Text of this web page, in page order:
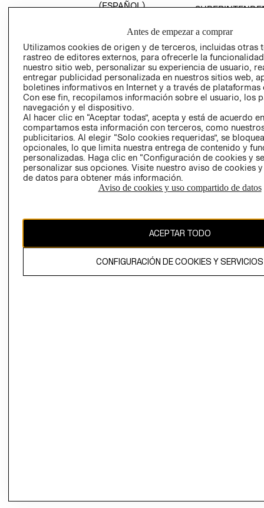
(ESPAÑOL)
TRANSPARENCIA
Y ÉTICA (INGLÉS)
COMERCIO - SIC
PETICIONES
QUEJAS Y
RECLAMOS
Colombia ($)
CAMBIAR REGIÓN
El contenido de esta página web está protegido por copyright y es
propiedad de H&M Hennes & Mauritz AB.
RECIÉN NACIDO
NOVEDADES
Antes de empezar a comprar
Utilizamos cookies de origen y de terceros, incluidas otras
rastreo de editores externos, para ofrecerle la
nuestro sitio web, personalizar su experiencia de usuario,
entregar publicidad personalizada en nuestros sitios web,
boletines informativos en Internet y a través de plataformas
Con ese fin, recopilamos información sobre el usuario, los
navegación y el dispositivo.
Al hacer clic en “Aceptar todas”, acepta y está de acuerdo
compartamos esta información con terceros, como
publicitarios. Al elegir “Solo cookies requeridas”, se
opcionales, lo que limita nuestra entrega de contenido y
personalizadas. Haga clic en “Configuración de cookies y
personalizar sus opciones. Visite nuestro aviso de cookies
de datos para obtener más información.
Aviso de cookies y uso compartido de datos
ACEPTAR TODO
CONFIGURACIÓN DE COOKIES Y SERVICIOS